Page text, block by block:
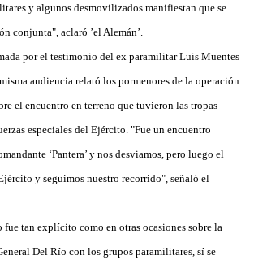
y algunos desmovilizados manifiestan que se
conjunta", aclaró ’el Alemán’.
por el testimonio del ex paramilitar Luis Muentes
audiencia relató los pormenores de la operación
el encuentro en terreno que tuvieron las tropas
especiales del Ejército. "Fue un encuentro
‘Pantera’ y nos desviamos, pero luego el
y seguimos nuestro recorrido", señaló el
fue tan explícito como en otras ocasiones sobre la
Del Río con los grupos paramilitares, sí se